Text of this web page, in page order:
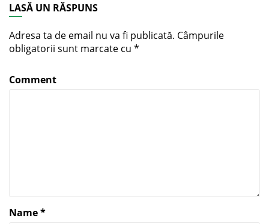
LASĂ UN RĂSPUNS
Adresa ta de email nu va fi publicată. Câmpurile
obligatorii sunt marcate cu *
Comment
Name*